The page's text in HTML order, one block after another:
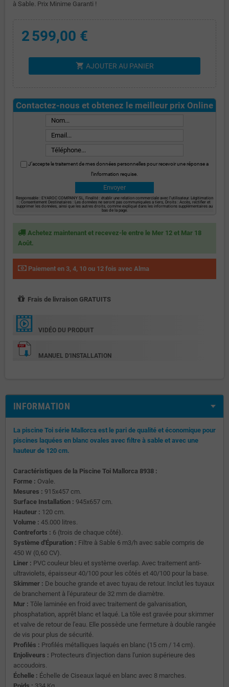
à Sable. Prix Minime Garanti !
2 599,00 €
shopping_cart AJOUTER AU PANIER
Contactez-nous et obtenez le meilleur prix Online
J’accepte le traitement de mes données personnelles pour recevoir une réponse a
l’information requise.
Responsable : EYAROC COMPANY SL, Finalité : établir une relation commerciale avec l’utilisateur. Légitimation
: Consentement Destinataires : Les données ne seront pas communiquées a tiers, Droits : Accès, rectifier et
supprimer les données, ainsi que les autres droits, comme expliqué dans les informations supplémentaires au
bas de la page.
Achetez maintenant et recevez-le entre le Mer 12 et Mar 18
Août.
Paiement en 3, 4, 10 ou 12 fois avec Alma
Frais de livraison GRATUITS
VIDÉO DU PRODUIT
MANUEL D'INSTALLATION
INFORMATION
La piscine Toi série Mallorca est le pari de qualité et économique pour
piscines laquées en blanc ovales avec filtre à sable et avec une
hauteur de 120 cm.
Caractéristiques de la Piscine Toi Mallorca 8938 :
Forme : Ovale.
Mesures : 915x457 cm.
Surface Installation : 945x657 cm.
Hauteur : 120 cm.
Volume : 45.000 litres.
Contreforts : 6 (trois de chaque côté).
Système d'Épuration : Filtre à Sable 6 m3/h avec sable compris de
450 W (0,60 CV).
Liner : PVC couleur bleu et système overlap. Avec traitement anti-
ultraviolets, épaisseur 40/100 pour les côtés et 40/100 pour la base.
Skimmer : De bouche grande et avec tuyau de retour. Inclut les tuyaux
de branchement à l'épurateur de 32 mm de diamètre.
Mur : Tôle laminée en froid avec traitement de galvanisation,
phosphatation, apprêt blanc et laqué. La tôle est gravée pour skimmer
et valve de retour de l'eau. Elle possède une fermeture à double rangée
de vis pour plus de sécurité.
Profilés : Profilés métalliques laqués en blanc (15 cm / 14 cm).
Enjoliveurs : Protecteurs d'injection dans l'union supérieure des
accoudoirs.
Échelle : Échelle de Ciseaux laqué en blanc avec 8 marches.